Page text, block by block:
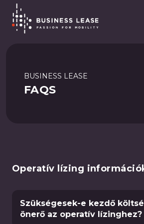
BUSINESS LEASE
FAQS
Operatív lízing
Szükségesek-e kezdő
önerő az operatív lízinghez?